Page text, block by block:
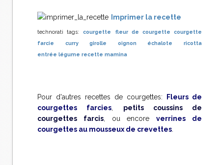
Imprimer la recette
technorati tags: courgette fleur de courgette
courgette
farcie
curry girolle oignon échalote
ricotta
entrée légume recette mamina
Pour d'autres recettes de courgettes:
Fleurs de
courgettes farcies, petits coussins de
courgettes farcis, ou encoreverrines de
courgettes au mousseux de crevettes.